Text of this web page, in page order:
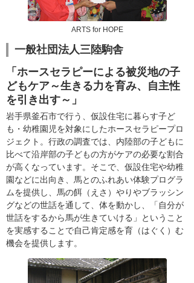
ARTS for HOPE
一般社団法人三陸駒舎
「ホースセラピーによる被災地の子
どもケア～生きる力を育み、自主性
を引き出す～」
岩手県釜石市で行う、仮設住宅に暮らす子ど
も・幼稚園児を対象にしたホースセラピープロ
ジェクト。行政の調査では、内陸部の子どもに
比べて沿岸部の子どもの方がケアの必要な割合
が高くなっています。そこで、仮設住宅や幼稚
園などに出向き、馬とのふれあい体験プログラ
ムを提供し、馬の餌（えさ）やりやブラッシン
グなどの世話を通して、体を動かし、「自分が
世話をするから馬が生きていける」ということ
を実感することで自己肯定感を育（はぐく）む
機会を提供します。